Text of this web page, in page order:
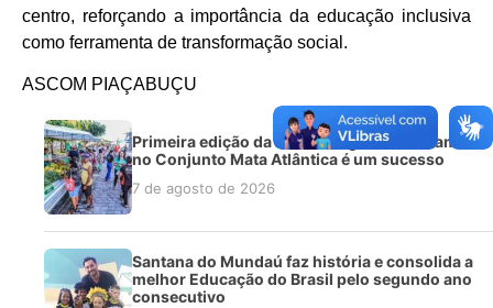
centro, reforçando a importância da educação inclusiva
como ferramenta de transformação social.
ASCOM PIAÇABUÇU
Primeira edição da Feira da Agricultura Familiar
no Conjunto Mata Atlântica é um sucesso
7 de agosto de 2026
Santana do Mundaú faz história e consolida a
melhor Educação do Brasil pelo segundo ano
consecutivo